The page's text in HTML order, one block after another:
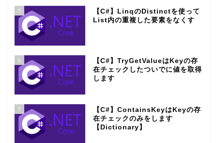
5
【C#】LinqのDistinctを使って
List内の重複した要素をなくす
6
【C#】TryGetValueはKeyの存
在チェックしたついでに値を取得
します
7
【C#】ContainsKeyはKeyの存
在チェックのみをします
【Dictionary】